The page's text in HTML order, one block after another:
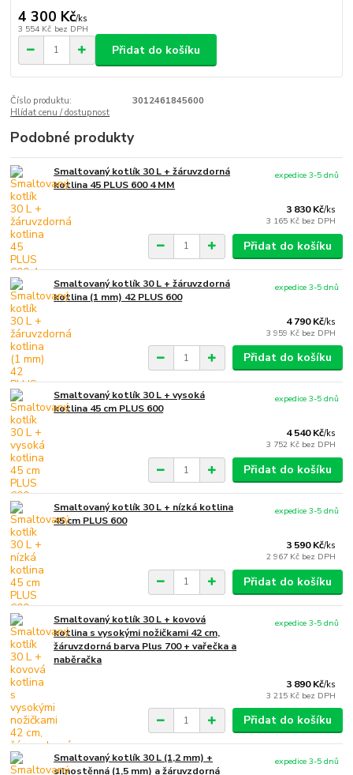
4 300 Kč/ks
3 554 Kč bez DPH
Přidat do košíku
Číslo produktu:
3012461845600
Hlídat cenu / dostupnost
Podobné produkty
Smaltovaný kotlík 30 L + žáruvzdorná
kotlina 45 PLUS 600 4 MM
3 830 Kč/ks
3 165 Kč bez DPH
expedice 3-5 dnů
Přidat do košíku
Smaltovaný kotlík 30 L + žáruvzdorná
kotlina (1 mm) 42 PLUS 600
4 790 Kč/ks
3 959 Kč bez DPH
expedice 3-5 dnů
Přidat do košíku
Smaltovaný kotlík 30 L + vysoká
kotlina 45 cm PLUS 600
4 540 Kč/ks
3 752 Kč bez DPH
expedice 3-5 dnů
Přidat do košíku
Smaltovaný kotlík 30 L + nízká kotlina
45 cm PLUS 600
3 590 Kč/ks
2 967 Kč bez DPH
expedice 3-5 dnů
Přidat do košíku
Smaltovaný kotlík 30 L + kovová
kotlina s vysokými nožičkami 42 cm,
žáruvzdorná barva Plus 700 + vařečka a
naběračka
3 890 Kč/ks
3 215 Kč bez DPH
expedice 3-5 dnů
Přidat do košíku
Smaltovaný kotlík 30 L (1,2 mm) +
silnostěnná (1,5 mm) a žáruvzdorná
expedice 3-5 dnů